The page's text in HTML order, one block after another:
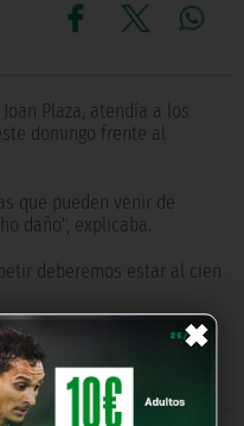
×
Plaza, atendía a los
domingo frente al
que pueden venir de
daño", explicaba.
deberemos estar al cien
las puedes encontrar